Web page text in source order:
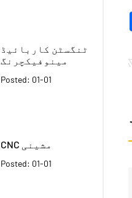
ٹنگسٹن کاربائیڈ
مینوفیکچرنگ
Posted: 01-01
CNC مشینی
Posted: 01-01